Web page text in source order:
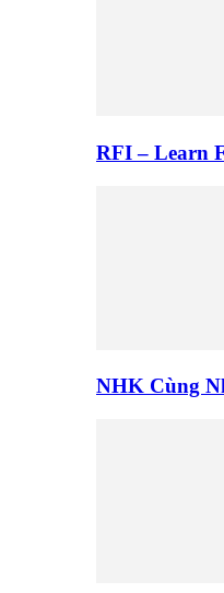
RFI – Learn
NHK Cùng